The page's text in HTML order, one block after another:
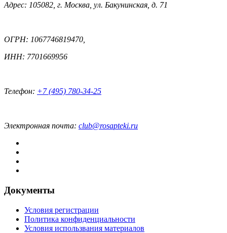
Адрес: 105082, г. Москва, ул. Бакунинская, д. 71
ОГРН: 1067746819470,
ИНН: 7701669956
Телефон: +7 (495) 780-34-25
Электронная почта: club@rosapteki.ru
Документы
Условия регистрации
Политика конфиденциальности
Условия использвания материалов